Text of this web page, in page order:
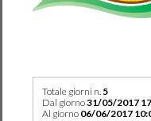
Totale giorni n. 5
Dal giorno31/05/2017
Al giorno 06/06/2017